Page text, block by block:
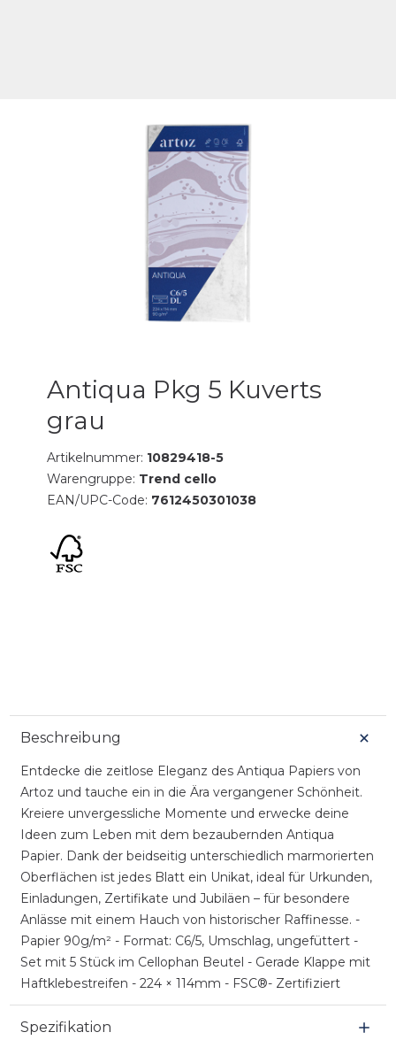
Antiqua Pkg 5 Kuverts
grau
Artikelnummer: 10829418-5
Warengruppe: Trend cello
EAN/UPC-Code: 7612450301038
Beschreibung
Entdecke die zeitlose Eleganz des Antiqua Papiers von
Artoz und tauche ein in die Ära vergangener Schönheit.
Kreiere unvergessliche Momente und erwecke deine
Ideen zum Leben mit dem bezaubernden Antiqua
Papier. Dank der beidseitig unterschiedlich marmorierten
Oberflächen ist jedes Blatt ein Unikat, ideal für Urkunden,
Einladungen, Zertifikate und Jubiläen – für besondere
Anlässe mit einem Hauch von historischer Raffinesse. -
Papier 90g/m² - Format: C6/5, Umschlag, ungefüttert -
Set mit 5 Stück im Cellophan Beutel - Gerade Klappe mit
Haftklebestreifen - 224 × 114mm - FSC®- Zertifiziert
Spezifikation